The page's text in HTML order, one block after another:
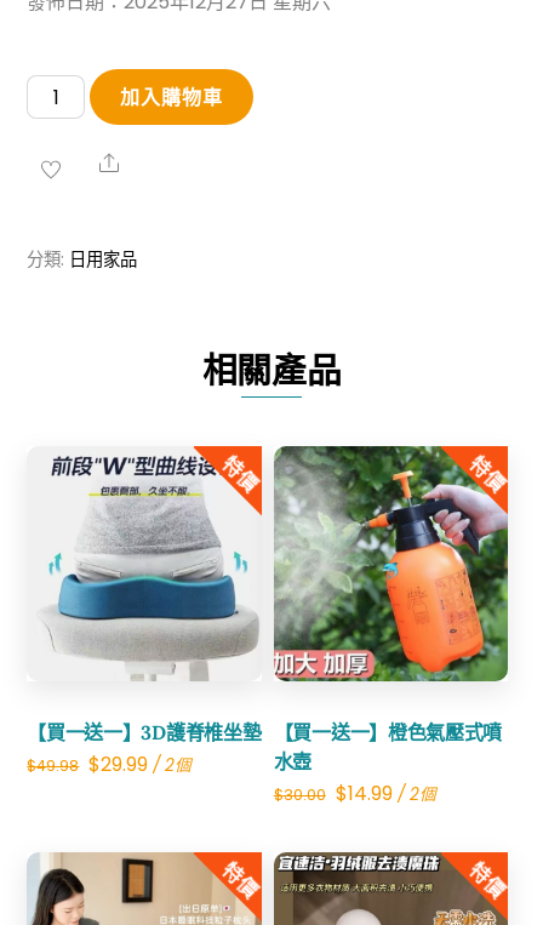
【買
二
送
底
加入購物車
Share
分類: 日用家品
相關產品
特價
【買一送一】3D護脊椎坐墊
$49.98 Original
$49.98.
$29.99Current
$29.99.
/ 2個
特價
【買一送一】橙色氣壓式噴
水壺
$30.00 Original
was:
$30.00.
$14.99Current
is:
$14.99.
/ 2個
Share
特價 特價